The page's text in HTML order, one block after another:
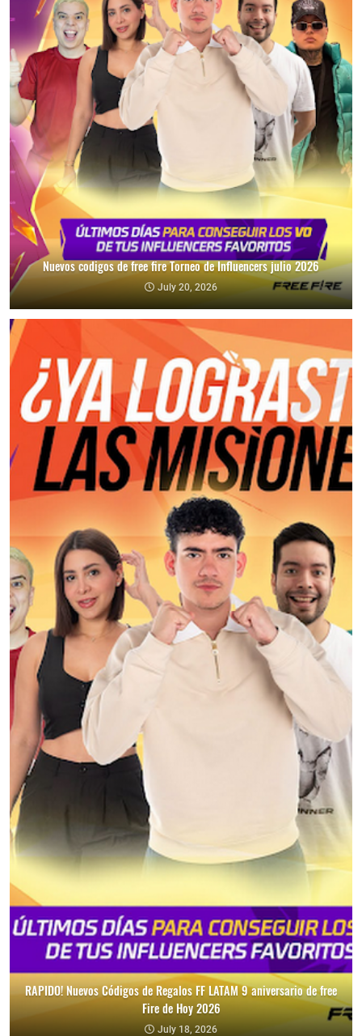
Nuevos codigos de free fire Torneo de Influencers julio 2026
July 20, 2026
RAPIDO! Nuevos Códigos de Regalos FF LATAM 9 aniversario de free
Fire de Hoy 2026
July 18, 2026